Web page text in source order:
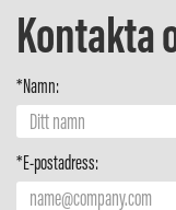
Kontakta
*Namn:
*E-postadress: